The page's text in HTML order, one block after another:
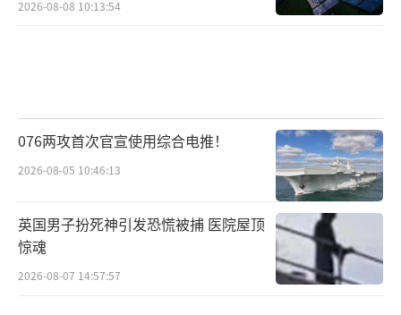
2026-08-08 10:13:54
076两攻首次官宣使用综合电推！
2026-08-05 10:46:13
英国男子扮死神引发恐慌被捕 医院屋顶
惊魂
2026-08-07 14:57:57